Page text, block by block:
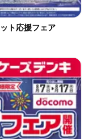
ト応援フェア